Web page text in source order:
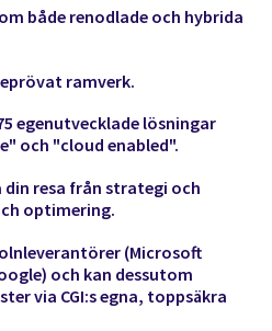
både renodlade och hybrida
ramverk.
egenutvecklade lösningar
och "cloud enabled".
din resa från strategi och
optimering.
(Microsoft
och kan dessutom
via CGI:s egna, toppsäkra